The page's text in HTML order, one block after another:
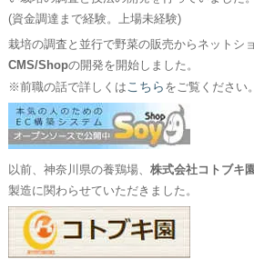
(資金調達まで経験。上場未経験)
栽培の調査と並行で野菜の販売からネットシ
CMS/Shopの開発を開始しました。
※前職の話で詳しくは こちら をご覧ください。
以前、神奈川県の養鶏場、 株式会社コトブキ園
製造に関わらせていただきました。